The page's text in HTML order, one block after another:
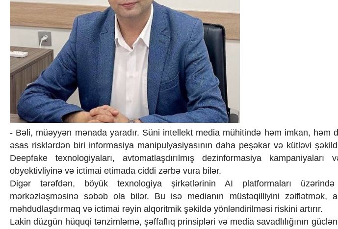
Mətbuat-150
Əlaqə
Missiyamız
- Bəli, müəyyən mənada yaradır. Süni intellekt media mühitində həm imkan, həm
əsas risklərdən biri informasiya manipulyasiyasının daha peşəkar və kütləvi
Deepfake texnologiyaları, avtomatlaşdırılmış dezinformasiya
obyektivliyinə və ictimai etimada ciddi zərbə vura bilər.
Digər tərəfdən, böyük texnologiya şirkətlərinin AI platformaları üzərində
mərkəzləşməsinə səbəb ola bilər. Bu isə medianın müstəqilliyini zəiflətmək,
məhdudlaşdırmaq və ictimai rəyin alqoritmik şəkildə yönləndirilməsi riskini artırır.
Lakin düzgün hüquqi tənzimləmə, şəffaflıq prinsipləri və media savadlılığının